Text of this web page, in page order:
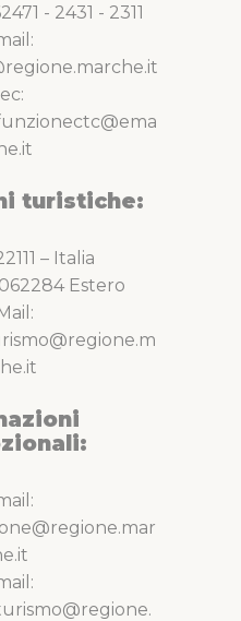
- 2431 - 2311
turistiche:
– Italia
Estero